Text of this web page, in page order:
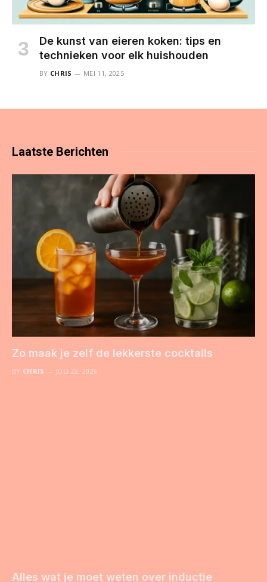
De kunst van eieren koken: tips en
technieken voor elk huishouden
BY CHRIS MEI 11, 2025
Laatste Berichten
Zo maak je zelf de lekkerste cocktails
BY CHRIS JULI 22, 2026
Alles wat je moet weten over inductie